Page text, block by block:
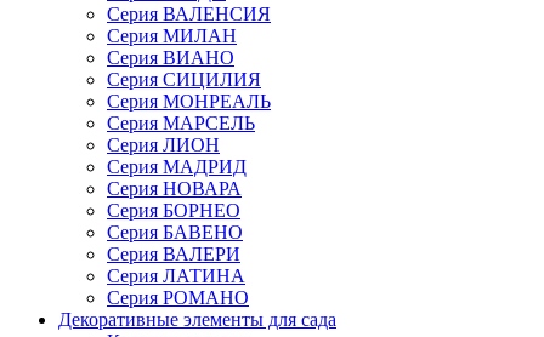
Серия ВАЛЕНСИЯ
Серия МИЛАН
Серия ВИАНО
Серия СИЦИЛИЯ
Серия МОНРЕАЛЬ
Серия МАРСЕЛЬ
Серия ЛИОН
Серия МАДРИД
Серия НОВАРА
Серия БОРНЕО
Серия БАВЕНО
Серия ВАЛЕРИ
Серия ЛАТИНА
Серия РОМАНО
Декоративные элементы для сада